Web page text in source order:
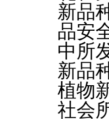
新品
品安
中所
新品
植物
社会